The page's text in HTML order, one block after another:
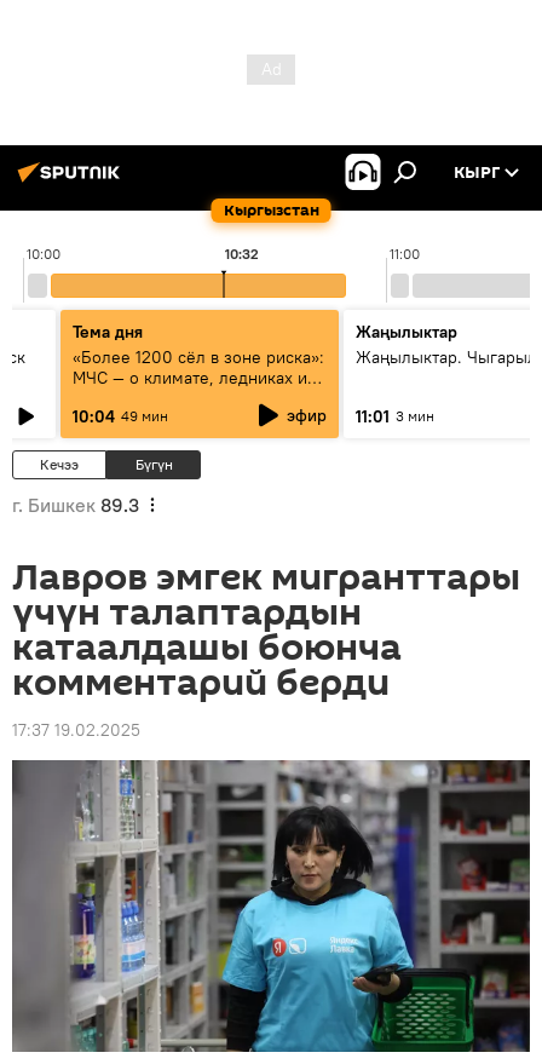
Кыргызстан
КЫРГ
10:00 11:00
10:32
Тема дня
«Более 1200 сёл в зоне риска»:
МЧС — о климате, ледниках и
населения
10:04 49 мин эфир
Жаңылыктар
Жаңылыктар.
11:01 3 мин
Кечээ Бүгүн
г. Бишкек 89.3
Лавров эмгек мигранттары
үчүн талаптардын
катаалдашы боюнча
комментарий берди
17:37 19.02.2025